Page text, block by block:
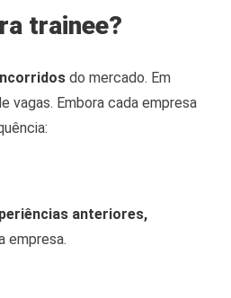
trainee?
do mercado. Em
vagas. Embora cada empresa
anteriores,
empresa.